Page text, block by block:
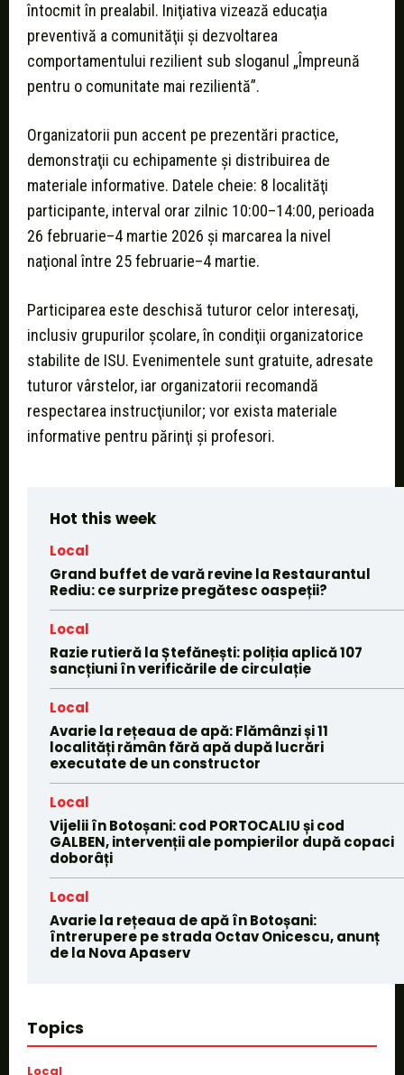
întocmit în prealabil. Iniţiativa vizează educaţia
preventivă a comunităţii şi dezvoltarea
comportamentului rezilient sub sloganul „Împreună
pentru o comunitate mai rezilientă”.
Organizatorii pun accent pe prezentări practice,
demonstraţii cu echipamente şi distribuirea de
materiale informative. Datele cheie: 8 localităţi
participante, interval orar zilnic 10:00–14:00, perioada
26 februarie–4 martie 2026 şi marcarea la nivel
naţional între 25 februarie–4 martie.
Participarea este deschisă tuturor celor interesaţi,
inclusiv grupurilor şcolare, în condiţii organizatorice
stabilite de ISU. Evenimentele sunt gratuite, adresate
tuturor vârstelor, iar organizatorii recomandă
respectarea instrucţiunilor; vor exista materiale
informative pentru părinţi şi profesori.
Hot this week
Local
Grand buffet de vară revine la Restaurantul
Rediu: ce surprize pregătesc oaspeții?
Local
Razie rutieră la Ștefănești: poliția aplică 107
sancțiuni în verificările de circulație
Local
Avarie la rețeaua de apă: Flămânzi și 11
localități rămân fără apă după lucrări
executate de un constructor
Local
Vijelii în Botoșani: cod PORTOCALIU și cod
GALBEN, intervenții ale pompierilor după copaci
doborâți
Local
Avarie la rețeaua de apă în Botoșani:
întrerupere pe strada Octav Onicescu, anunț
de la Nova Apaserv
Topics
Local